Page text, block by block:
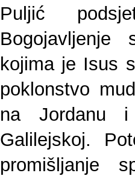
Puljić
kojima je Isus
poklonstvo
na Jordanu
Galilejskoj.
promišljanje